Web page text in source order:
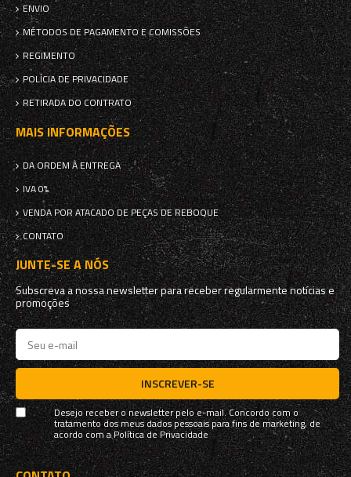
ENVIO
MÉTODOS DE PAGAMENTO E COMISSÕES
REGIMENTO
POLÍCIA DE PRIVACIDADE
RETIRADA DO CONTRATO
MAIS INFORMAÇÕES
DA ORDEM À ENTREGA
IVA 0%
VENDA POR ATACADO DE PEÇAS DE REBOQUE
CONTATO
JUNTE-SE A NÓS
Subscreva a nossa newsletter para receber regularmente notícias e
promoções
INSCREVER-SE
Desejo receber o newsletter pelo e-mail. Concordo com o
tratamento dos meus dados pessoais para fins de marketing, de
acordo com aPolítica de Privacidade